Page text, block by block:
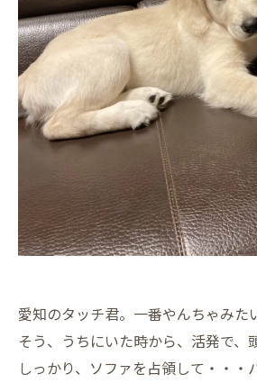
愛知のタッチ君。一番やんちゃみた
そう、うちにいた時から、活発で、
しっかり、ソファを占領して・・・